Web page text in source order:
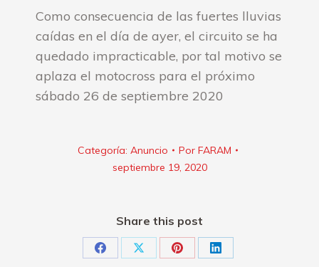
Como consecuencia de las fuertes lluvias
caídas en el día de ayer, el circuito se ha
quedado impracticable, por tal motivo se
aplaza el motocross para el próximo
sábado 26 de septiembre 2020
Categoría: Anuncio Por FARAM
septiembre 19, 2020
Share this post
Share Share Share Share